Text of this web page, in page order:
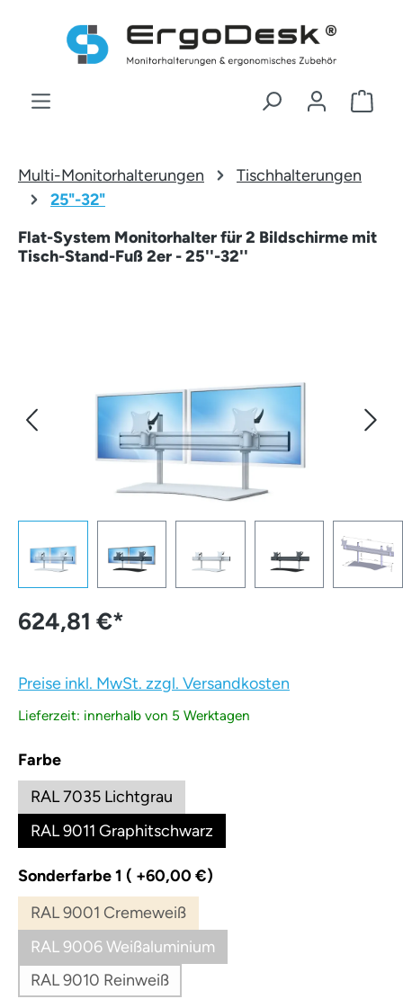
Zum Hauptinhalt springen
Multi-Monitorhalterungen
Tischhalterungen
25"-32"
Flat-System Monitorhalter für 2 Bildschirme mit
Tisch-Stand-Fuß 2er - 25''-32''
624,81 €*
Preise inkl. MwSt. zzgl. Versandkosten
Lieferzeit: innerhalb von 5 Werktagen
Farbeauswählen
RAL 7035 Lichtgrau
RAL 9011 Graphitschwarz
Sonderfarbe 1 ( +60,00 €)
RAL 9001 Cremeweiß
(Diese Option ist zurzeit nicht verfügbar.)
RAL 9006 Weißaluminium
RAL 9010 Reinweiß
(Diese Option ist zurzeit nicht verfügbar.)